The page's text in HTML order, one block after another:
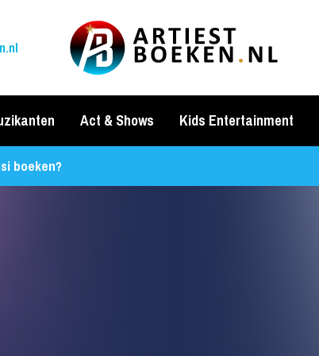
Act & Shows Kids Entertainment
boeken?